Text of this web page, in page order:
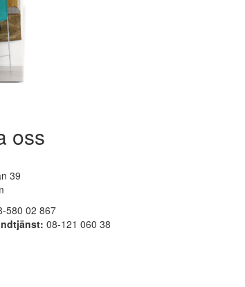
oss
39
580 02 867
08-121 060 38